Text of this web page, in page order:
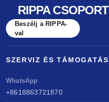
RIPPA CSOPORT
Beszélj a RIPPA-
val
SZERVIZ ÉS TÁMOGATÁS
WhatsApp
+8618863721870